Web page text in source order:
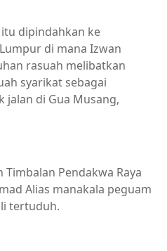
dipindahkan ke
di mana Izwan
rasuah melibatkan
syarikat sebagai
di Gua Musang,
Pendakwa Raya
Alias manakala peguam
tertuduh.